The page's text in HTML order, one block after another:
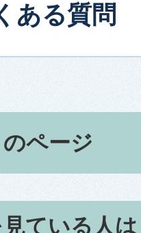
ある質問
ページ
ている人は